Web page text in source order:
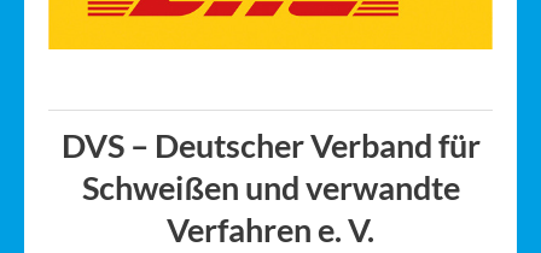
DVS – Deutscher Verband für
Schweißen und verwandte
Verfahren e. V.